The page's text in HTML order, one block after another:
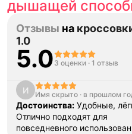
дышащей
Отзывы на
1.0
5.0 3 оценки · 1 отзыв
И Имя скрыто · в прошлом
Достоинства: Удобные,
Отлично подходят для
повседневного